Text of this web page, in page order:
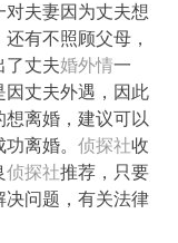
夫妻因为丈夫想
有不照顾父母，
了丈夫婚外情一
因丈夫外遇，因此
离婚，建议可以
功离婚。侦探社收
侦探社推荐，只要
决问题，有关法律